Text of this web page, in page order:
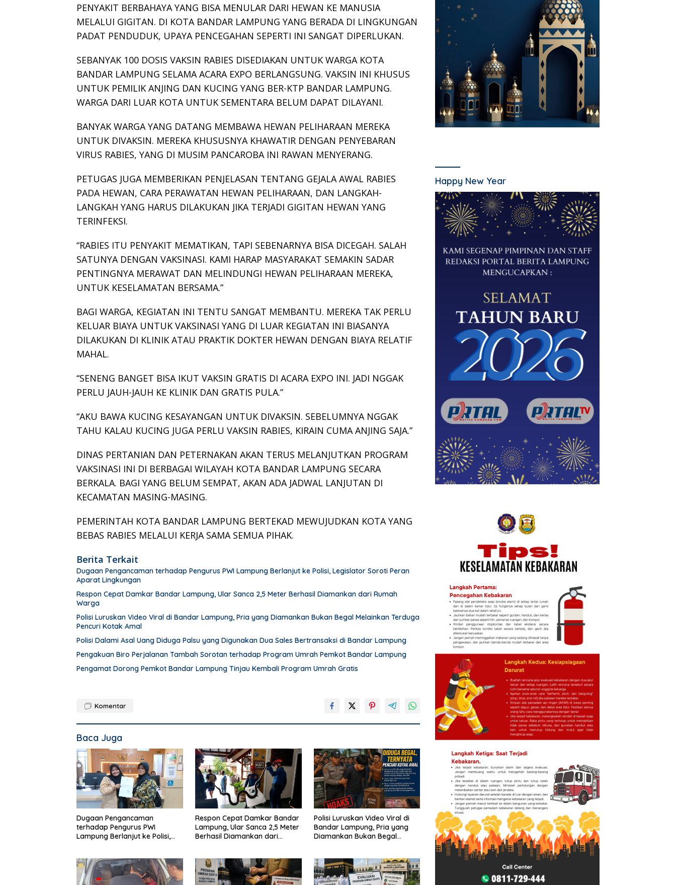
PENYAKIT BERBAHAYA YANG BISA MENULAR DARI HEWAN KE MANUSIA
MELALUI GIGITAN. DI KOTA BANDAR LAMPUNG YANG BERADA DI LINGKUNGAN
PADAT PENDUDUK, UPAYA PENCEGAHAN SEPERTI INI SANGAT DIPERLUKAN.
SEBANYAK 100 DOSIS VAKSIN RABIES DISEDIAKAN UNTUK WARGA KOTA
BANDAR LAMPUNG SELAMA ACARA EXPO BERLANGSUNG. VAKSIN INI KHUSUS
UNTUK PEMILIK ANJING DAN KUCING YANG BER-KTP BANDAR LAMPUNG.
WARGA DARI LUAR KOTA UNTUK SEMENTARA BELUM DAPAT DILAYANI.
BANYAK WARGA YANG DATANG MEMBAWA HEWAN PELIHARAAN MEREKA
UNTUK DIVAKSIN. MEREKA KHUSUSNYA KHAWATIR DENGAN PENYEBARAN
VIRUS RABIES, YANG DI MUSIM PANCAROBA INI RAWAN MENYERANG.
PETUGAS JUGA MEMBERIKAN PENJELASAN TENTANG GEJALA AWAL RABIES
PADA HEWAN, CARA PERAWATAN HEWAN PELIHARAAN, DAN LANGKAH-
LANGKAH YANG HARUS DILAKUKAN JIKA TERJADI GIGITAN HEWAN YANG
TERINFEKSI.
“RABIES ITU PENYAKIT MEMATIKAN, TAPI SEBENARNYA BISA DICEGAH. SALAH
SATUNYA DENGAN VAKSINASI. KAMI HARAP MASYARAKAT SEMAKIN SADAR
PENTINGNYA MERAWAT DAN MELINDUNGI HEWAN PELIHARAAN MEREKA,
UNTUK KESELAMATAN BERSAMA.”
BAGI WARGA, KEGIATAN INI TENTU SANGAT MEMBANTU. MEREKA TAK PERLU
KELUAR BIAYA UNTUK VAKSINASI YANG DI LUAR KEGIATAN INI BIASANYA
DILAKUKAN DI KLINIK ATAU PRAKTIK DOKTER HEWAN DENGAN BIAYA RELATIF
MAHAL.
“SENENG BANGET BISA IKUT VAKSIN GRATIS DI ACARA EXPO INI. JADI NGGAK
PERLU JAUH-JAUH KE KLINIK DAN GRATIS PULA.”
“AKU BAWA KUCING KESAYANGAN UNTUK DIVAKSIN. SEBELUMNYA NGGAK
TAHU KALAU KUCING JUGA PERLU VAKSIN RABIES, KIRAIN CUMA ANJING SAJA.”
DINAS PERTANIAN DAN PETERNAKAN AKAN TERUS MELANJUTKAN PROGRAM
VAKSINASI INI DI BERBAGAI WILAYAH KOTA BANDAR LAMPUNG SECARA
BERKALA. BAGI YANG BELUM SEMPAT, AKAN ADA JADWAL LANJUTAN DI
KECAMATAN MASING-MASING.
PEMERINTAH KOTA BANDAR LAMPUNG BERTEKAD MEWUJUDKAN KOTA YANG
BEBAS RABIES MELALUI KERJA SAMA SEMUA PIHAK.
Berita Terkait
Dugaan Pengancaman terhadap Pengurus PWI Lampung Berlanjut ke Polisi, Legislator Soroti Peran
Aparat Lingkungan
Respon Cepat Damkar Bandar Lampung, Ular Sanca 2,5 Meter Berhasil Diamankan dari Rumah
Warga
Polisi Luruskan Video Viral di Bandar Lampung, Pria yang Diamankan Bukan Begal Melainkan Terduga
Pencuri Kotak Amal
Polisi Dalami Asal Uang Diduga Palsu yang Digunakan Dua Sales Bertransaksi di Bandar Lampung
Pengakuan Biro Perjalanan Tambah Sorotan terhadap Program Umrah Pemkot Bandar Lampung
Pengamat Dorong Pemkot Bandar Lampung Tinjau Kembali Program Umrah Gratis
Komentar
Baca Juga
Dugaan Pengancaman
terhadap Pengurus PWI
Lampung Berlanjut ke Polisi,
Respon Cepat Damkar Bandar
Lampung, Ular Sanca 2,5 Meter
Berhasil Diamankan dari
Polisi Luruskan Video Viral di
Bandar Lampung, Pria yang
Diamankan Bukan Begal
Happy New Year